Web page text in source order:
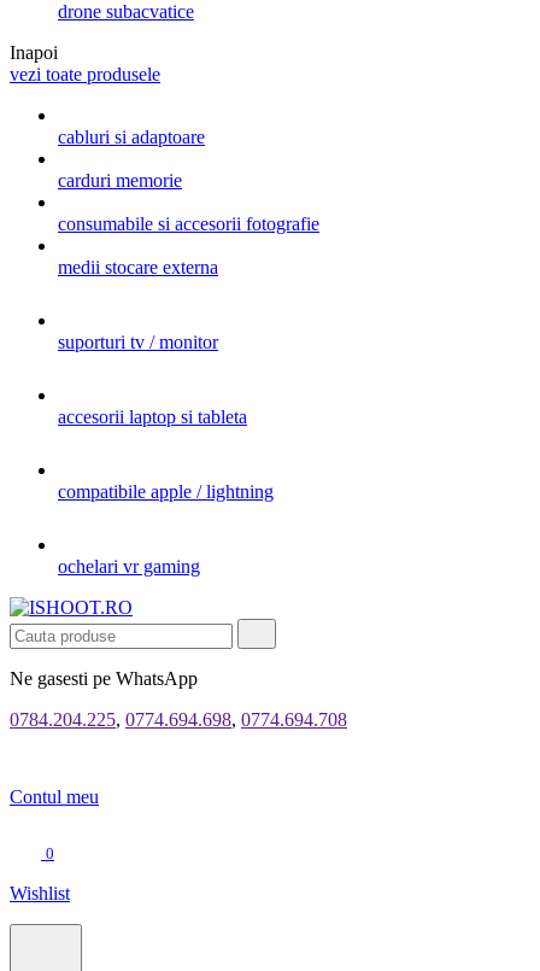
drone subacvatice
Inapoi
vezi toate produsele
cabluri si adaptoare
carduri memorie
consumabile si accesorii fotografie
medii stocare externa
suporturi tv / monitor
accesorii laptop si tableta
compatibile apple / lightning
ochelari vr gaming
Ne gasesti pe WhatsApp
0784.204.225, 0774.694.698, 0774.694.708
Contul meu
0
Wishlist